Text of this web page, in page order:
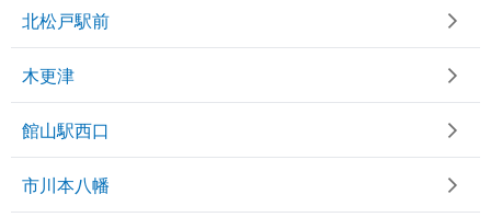
北松戸駅前
木更津
館山駅西口
市川本八幡